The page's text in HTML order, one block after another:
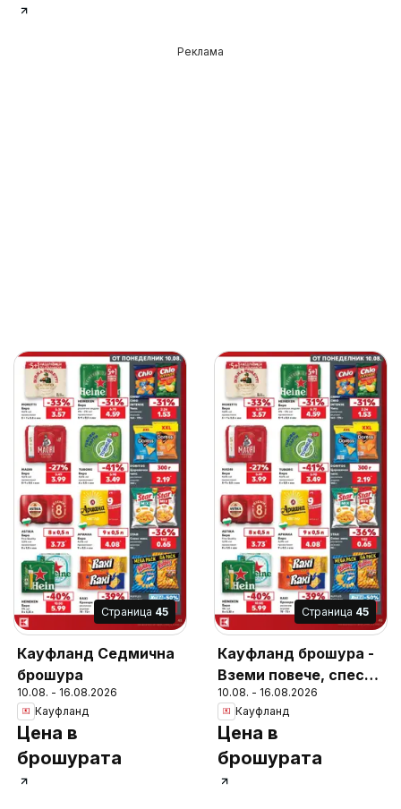
Реклама
Cтраница 45
Кауфланд Седмична
брошура
10.08. - 16.08.2026
Кауфланд
Цена в
брошурата
Cтраница 45
Кауфланд брошура -
Вземи повече, спести
повече с Kaufland с
валидност до
16.08.2026
10.08. - 16.08.2026
Кауфланд
Цена в
брошурата